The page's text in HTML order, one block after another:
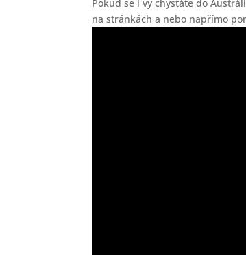
Pokud se i vy chystáte do
na stránkách a nebo napřímo